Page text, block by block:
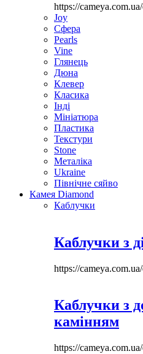
https://
Joy
Сфера
Pearls
Vine
Глянець
Дюна
Клевер
Класика
Інді
Мініатюра
Пластика
Текстури
Stone
Металіка
Ukraine
Північне сяйво
Камея Diamond
Каблучки
Каблучки з
https://
Каблучки з
камінням
https://